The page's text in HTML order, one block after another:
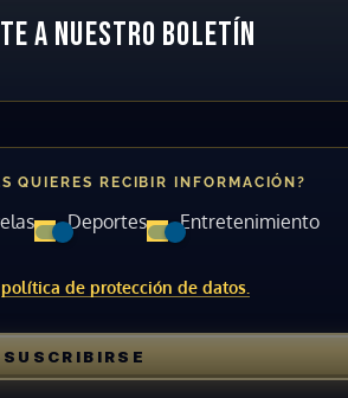
A NUESTRO BOLETÍN
QUIERES RECIBIR INFORMACIÓN?
Deportes Entretenimiento
política de protección de datos.
SUSCRIBIRSE